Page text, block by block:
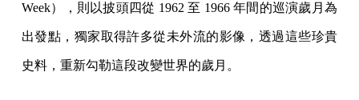
Week），則以披頭四從 1962 至 1966 年間的巡演歲月為
出發點，獨家取得許多從未外流的影像，透過這些珍貴
史料，重新勾勒這段改變世界的歲月。